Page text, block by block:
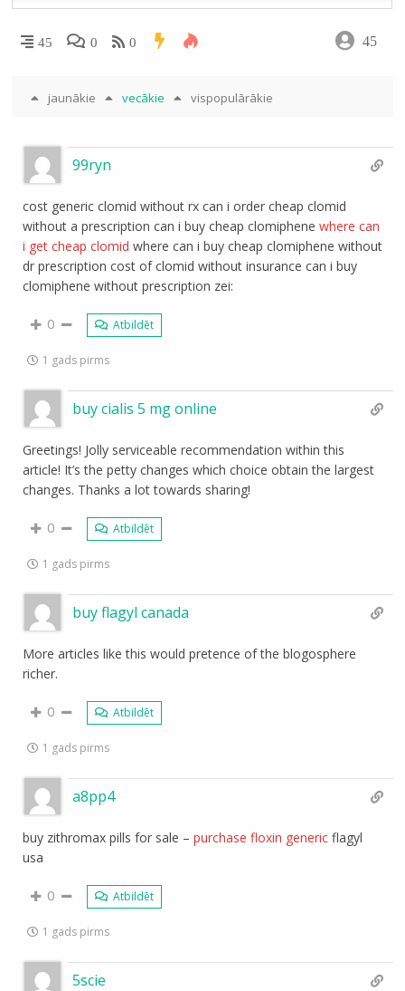
45 0 0 45
jaunākie vecākie vispopulārākie
99ryn
cost generic clomid without rx can i order cheap clomid
without a prescription can i buy cheap clomiphenewhere can
i get cheap clomid where can i buy cheap clomiphene without
dr prescription cost of clomid without insurance can i buy
clomiphene without prescription zei:
0 Atbildēt
1 gads pirms
buy cialis 5 mg online
Greetings! Jolly serviceable recommendation within this
article! It’s the petty changes which choice obtain the largest
changes. Thanks a lot towards sharing!
0 Atbildēt
1 gads pirms
buy flagyl canada
More articles like this would pretence of the blogosphere
richer.
0 Atbildēt
1 gads pirms
a8pp4
buy zithromax pills for sale –purchase floxin generic flagyl
usa
0 Atbildēt
1 gads pirms
5scie